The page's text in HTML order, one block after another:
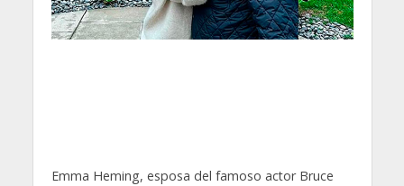
Emma Heming, esposa del famoso actor Bruce